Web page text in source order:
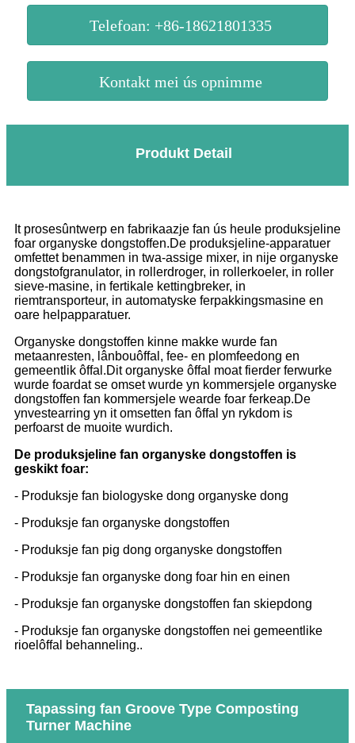
Telefoan: +86-18621801335
Kontakt mei ús opnimme
Produkt Detail
It prosesûntwerp en fabrikaazje fan ús heule produksjeline
foar organyske dongstoffen.De produksjeline-apparatuer
omfettet benammen in twa-assige mixer, in nije organyske
dongstofgranulator, in rollerdroger, in rollerkoeler, in roller
sieve-masine, in fertikale kettingbreker, in
riemtransporteur, in automatyske ferpakkingsmasine en
oare helpapparatuer.
Organyske dongstoffen kinne makke wurde fan
metaanresten, lânbouôffal, fee- en plomfeedong en
gemeentlik ôffal.Dit organyske ôffal moat fierder ferwurke
wurde foardat se omset wurde yn kommersjele organyske
dongstoffen fan kommersjele wearde foar ferkeap.De
ynvestearring yn it omsetten fan ôffal yn rykdom is
perfoarst de muoite wurdich.
De produksjeline fan organyske dongstoffen is
geskikt foar:
- Produksje fan biologyske dong organyske dong
- Produksje fan organyske dongstoffen
- Produksje fan pig dong organyske dongstoffen
- Produksje fan organyske dong foar hin en einen
- Produksje fan organyske dongstoffen fan skiepdong
- Produksje fan organyske dongstoffen nei gemeentlike
rioelôffal behanneling..
Tapassing fan Groove Type Composting
Turner Machine